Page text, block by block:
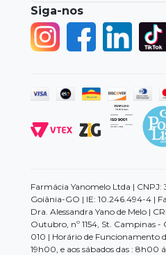
Siga-nos
Farmácia Yanomelo Ltda |
Goiânia-GO | IE: 10.246.494-4 |
Dra. Alessandra Yano de Melo |
Outubro, nº 1154, St. Campinas -
010 | Horário de Funcionamento
19h00, e aos sábados das : 8h00